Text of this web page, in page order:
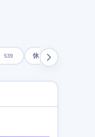
539 休閒遊戲